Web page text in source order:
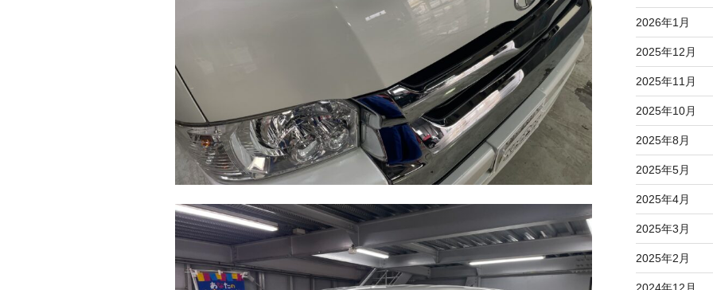
2026年1月
2025年12月
2025年11月
2025年10月
2025年8月
2025年5月
2025年4月
2025年3月
2025年2月